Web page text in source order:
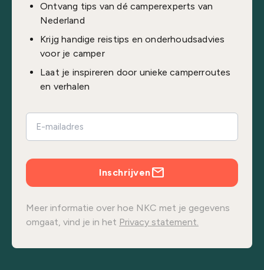
Ontvang tips van dé camperexperts van
Nederland
Krijg handige reistips en onderhoudsadvies
voor je camper
Laat je inspireren door unieke camperroutes
en verhalen
Inschrijven
Meer informatie over hoe NKC met je gegevens
omgaat, vind je in het Privacy statement.